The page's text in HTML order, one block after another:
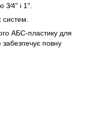
і 1".
АБС-пластику для
забезпечує повну